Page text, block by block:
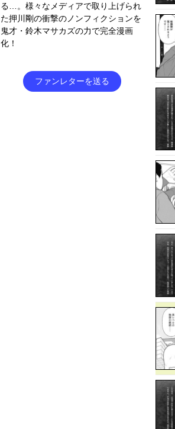
る…。様々なメディアで取り上げられ
た押川剛の衝撃のノンフィクションを
鬼才・鈴木マサカズの力で完全漫画
化！
ファンレターを送る